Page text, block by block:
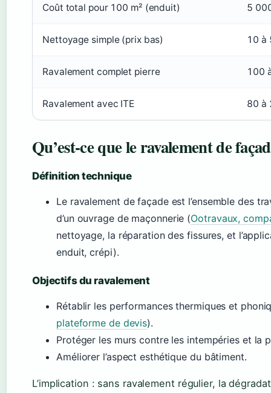
Coût total pour 100 m² (enduit) 5
Nettoyage simple (prix bas) 10 à
Ravalement complet pierre 100
Ravalement avec ITE 80 à
Qu’est-ce que le ravalement de
Définition technique
Le ravalement de façade est l’ensemble des
d’un ouvrage de maçonnerie (Ootravaux,
nettoyage, la réparation des fissures, et
enduit, crépi).
Objectifs du ravalement
Rétablir les performances thermiques et
plateforme de devis).
Protéger les murs contre les intempéries et la
Améliorer l’aspect esthétique du bâtiment.
L’implication : sans ravalement régulier, la